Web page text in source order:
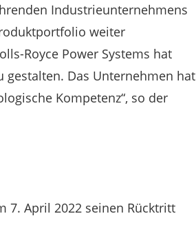
Industrieunternehmens
weiter
Royce Power Systems hat
gestalten. Das Unternehmen hat
Kompetenz“, so der
7. April 2022 seinen Rücktritt